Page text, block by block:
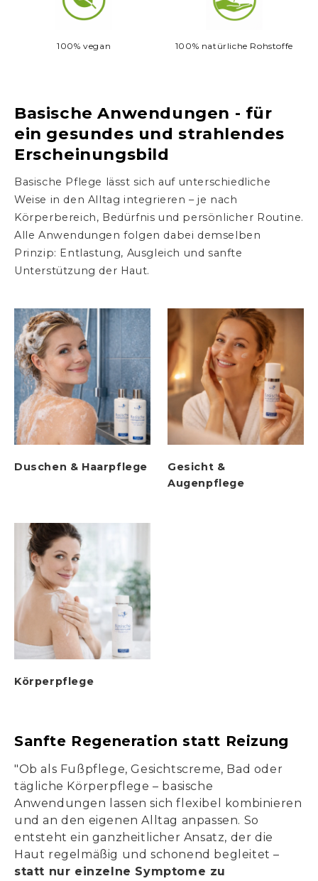
100% vegan 100% natürliche Rohstoffe
Basische Anwendungen - für
ein gesundes und strahlendes
Erscheinungsbild
Basische Pflege lässt sich auf unterschiedliche
Weise in den Alltag integrieren – je nach
Körperbereich, Bedürfnis und persönlicher Routine.
Alle Anwendungen folgen dabei demselben
Prinzip: Entlastung, Ausgleich und sanfte
Unterstützung der Haut.
Duschen & Haarpflege
Gesicht &
Augenpflege
Körperpflege
Sanfte Regeneration statt Reizung
"Ob als Fußpflege, Gesichtscreme, Bad oder
tägliche Körperpflege – basische
Anwendungen lassen sich flexibel kombinieren
und an den eigenen Alltag anpassen. So
entsteht ein ganzheitlicher Ansatz, der die
Haut regelmäßig und schonend begleitet –
statt nur einzelne Symptome zu